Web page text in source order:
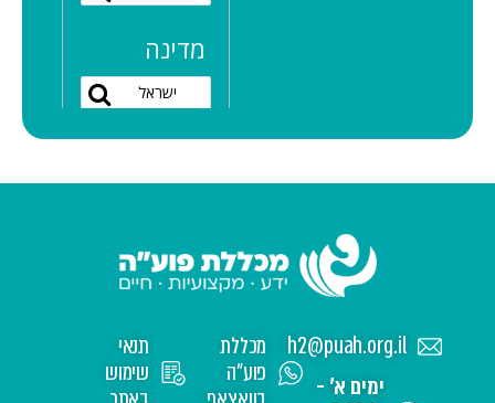
h2@puah.org.il
ימים א' -
מכללת
פוע"ה
תנאי
שימוש